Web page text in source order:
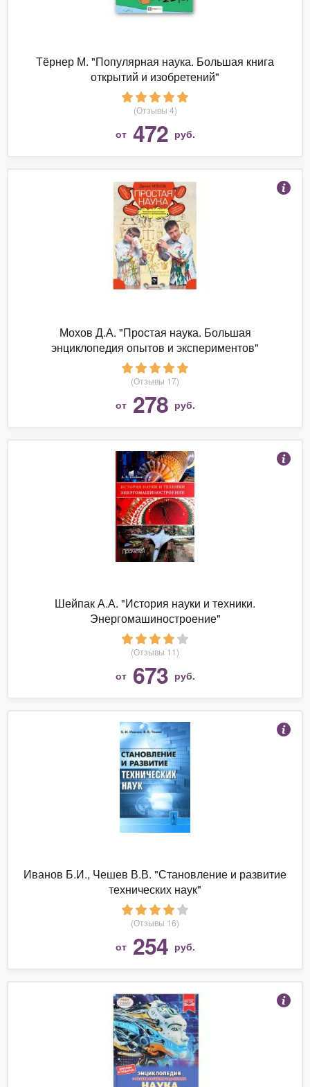
Тёрнер М. "Популярная наука. Большая книга
открытий и изобретений"
(Отзывы 4)
от 472 руб.
Мохов Д.А. "Простая наука. Большая
энциклопедия опытов и экспериментов"
(Отзывы 17)
от 278 руб.
Шейпак А.А. "История науки и техники.
Энергомашиностроение"
(Отзывы 11)
от 673 руб.
Иванов Б.И., Чешев В.В. "Становление и развитие
технических наук"
(Отзывы 16)
от 254 руб.